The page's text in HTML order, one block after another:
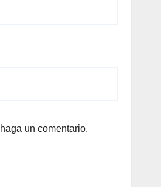
un comentario.